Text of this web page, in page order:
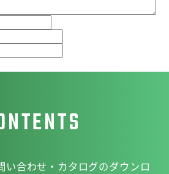
Instagram
い合わせ・カタログのダウンロ